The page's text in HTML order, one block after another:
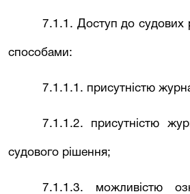
7.1.1. Доступ до судових
способами:
7.1.1.1. присутністю
7.1.1.2. присутністю
судового рішення;
7.1.1.3. можливістю